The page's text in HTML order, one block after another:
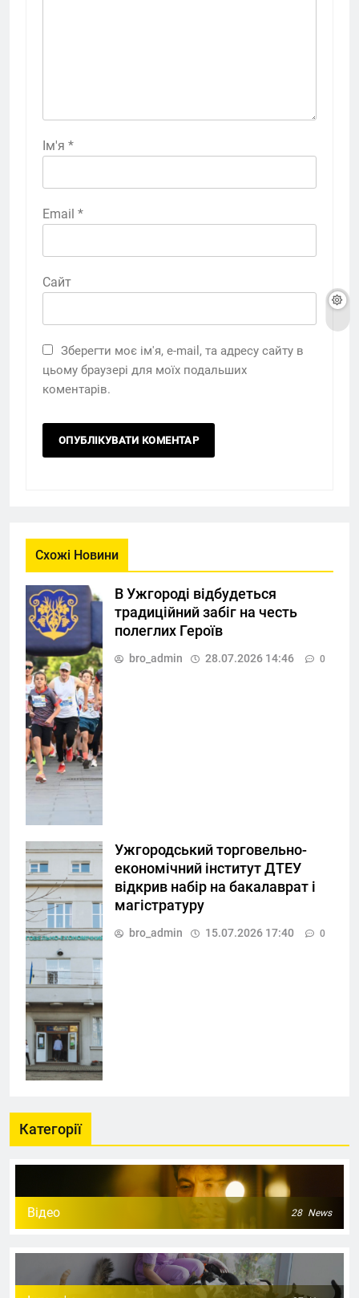
Ім'я *
Email *
Сайт
Зберегти моє ім'я, e-mail, та адресу сайту в
цьому браузері для моїх подальших
коментарів.
Схожі Новини
В Ужгороді відбудеться
традиційний забіг на честь
полеглих Героїв
bro_admin 28.07.2026 14:46 0
Ужгородський торговельно-
економічний інститут ДТЕУ
відкрив набір на бакалаврат і
магістратуру
bro_admin 15.07.2026 17:40 0
Категорії
Відео 28 News